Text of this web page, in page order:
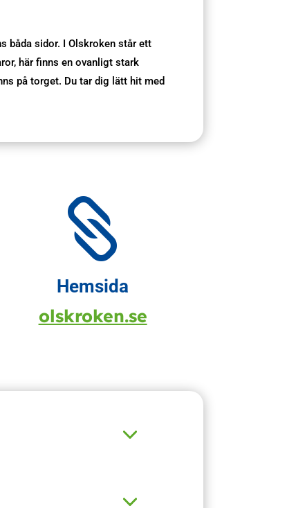
båda sidor. I Olskroken står ett
här finns en ovanligt stark
på torget. Du tar dig lätt hit med

Hemsida
olskroken.se